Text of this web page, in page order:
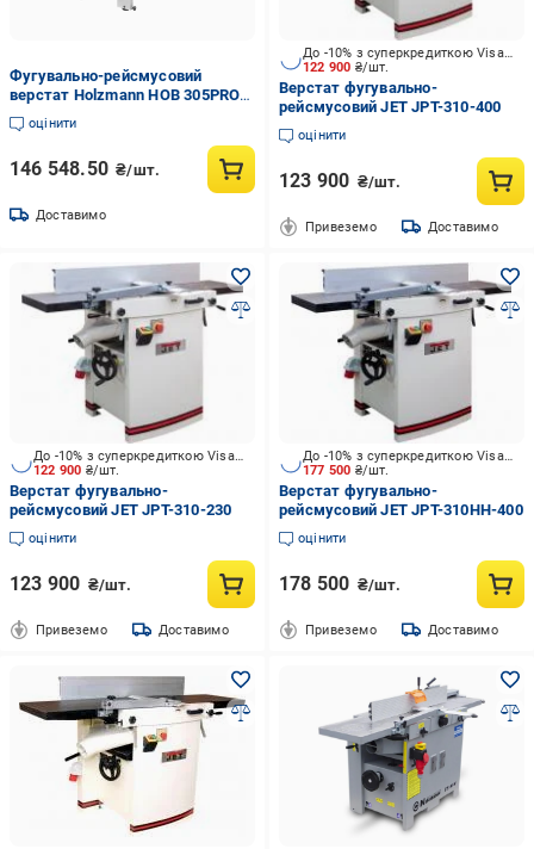
Фугувально-рейсмусовий
верстат Holzmann HOB 305PRO
(2661253376)
оцінити
146 548.50 ₴/шт.
Доставимо
122 900 ₴/шт.
До -10% з суперкредиткою Visa Вигода
Верстат фугувально-
рейсмусовий JET JPT-310-400
оцінити
123 900 ₴/шт.
Привеземо Доставимо
122 900 ₴/шт.
До -10% з суперкредиткою Visa Вигода
Верстат фугувально-
рейсмусовий JET JPT-310-230
оцінити
123 900 ₴/шт.
Привеземо Доставимо
177 500 ₴/шт.
До -10% з суперкредиткою Visa Вигода
Верстат фугувально-
рейсмусовий JET JPT-310HH-400
оцінити
178 500 ₴/шт.
Привеземо Доставимо